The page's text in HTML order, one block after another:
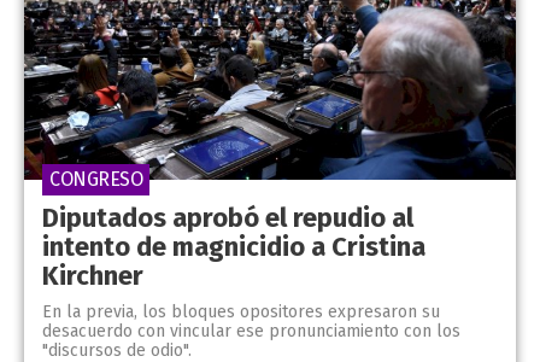
Diputados aprobó el repudio al
intento de magnicidio a Cristina
Kirchner
En la previa, los bloques opositores expresaron su
desacuerdo con vincular ese pronunciamiento con los
"discursos de odio".
CONGRESO